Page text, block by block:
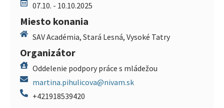
07.10. - 10.10.2025
Miesto konania
SAV Académia, Stará Lesná, Vysoké Tatry
Organizátor
Oddelenie podpory práce s mládežou
martina.pihulicova@nivam.sk
+421918539420